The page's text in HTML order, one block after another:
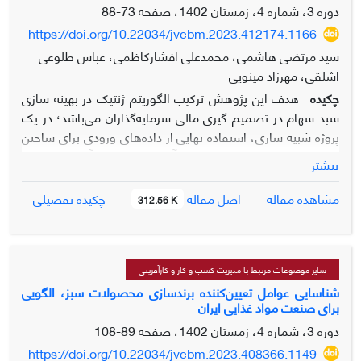
مقوله (اقتصاد و معیشت، برقی‌ساز حمل و نقل، تفکّر فراملی،
فناوری به روز، ابتکار و نوآوری، شناسائی بازار، حفظ محیط
زیست، اقدامات زیرساختی، رقابتی کردن اقتصاد و صنعت،
ریسک و چالش‌پذیری، حکمرانی توسعه‌محور، استراتژی‌ و
آینده‌نگری) می‌باشد.
دوره 3، شماره 4، زمستان 1402، صفحه
73-88
https://doi.org/10.22034/jvcbm.2023.412174.1166
سید مرتضی هاشمی، محمدعلی افشارکاظمی، عباس طلوعی
اشلقی، مهرزاد مینویی
چکیده هدف این پژوهش ترکیب الگوریتم ژنتیک در بهینه سازی
سبد سهام در تصمیم گیری مالی سرمایه‌گذاران می‌باشد؛ در یک
پروژه شبیه سازی، استفاده نهایی از داده‌های ورودی برای ساختن
مدل شبیه سازی می‎باشد. این فرآیند شامل جمع آوری داده‌های
ورودی، آنالیز کردن داده‌های ورودی و استفاده از این داده‌های
ورودی آنالیز شده در مدل شبیه سازی است. جامعه آماری پژوهش
شامل 20 نماد (شرکت) از بین صنایع (وبصادر، وتجارت، اخابر،
فخوز، فارس، بالبر، تپمپی، خساپا، خودرو، سشرق، سصوفی،
ونیکی) و اطلاعات مربوط به قیمت روزانه سهام و میزان شاخص
روزانه از تاریخ 1 دی ماه 1387 الی 26 دی ماه 1400 به عنوان
استفاده از سایت فیپیران می‎باشد و میزان بتا (ریسک) سهام
بصورت ماهیانه با استفاده از نرم افزار اکسل محاسبه و میزان
بیشتر
مشاهده مقاله
اصل مقاله 312.56 K چکیده تفصیلی
سایر موضوعات مرتبط با مدیریت کسب و کار و کارآفرینی
شناسایی عوامل تعیین‌کننده برندسازی محصولات سبز، الگویی
برای صنعت مواد غذایی ایران
دوره 3، شماره 4، زمستان 1402، صفحه
89-108
https://doi.org/10.22034/jvcbm.2023.408366.1149